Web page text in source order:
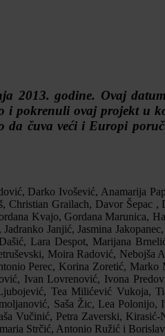
2013. godine. Ovaj
pokrenuli ovaj projekt u
da čuva veći i Europi
Darko Ivošević, Anamarija
Grailach, Davor Šepac
Kvajo, Gordana Marunica,
Janjić, Jasmina
Lara Despot, Marijana
Moira Radović,
Perec, Korina Zoretić,
Ivan Lovrenović, Ivona
Tea Milićević Vukoja,
Saša Žic, Lea
Vučinić, Petra Zaverski,
Strčić, Antonio Ružić i